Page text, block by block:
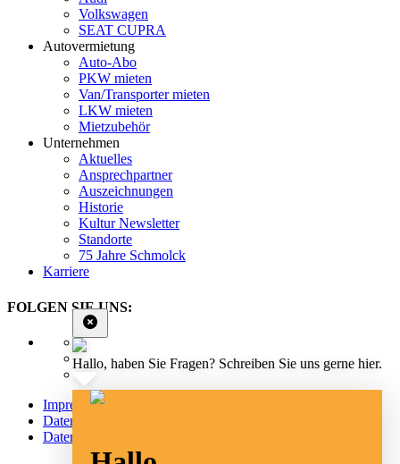
Volkswagen
SEAT CUPRA
Autovermietung
Auto-Abo
PKW mieten
Van/Transporter mieten
LKW mieten
Mietzubehör
Unternehmen
Aktuelles
Ansprechpartner
Auszeichnungen
Historie
Kultur Newsletter
Standorte
75 Jahre Schmolck
Karriere
FOLGEN SIE UNS:
Impressum
Datenschutz
Datenschutz Social Media
Hallo, haben Sie Fragen? Schreiben Sie uns gerne hier.